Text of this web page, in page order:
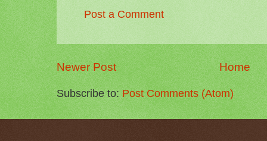
Post a Comment
Newer Post Home
Subscribe to:Post Comments (Atom)